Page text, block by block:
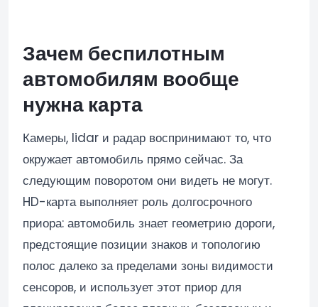
Зачем беспилотным
автомобилям вообще
нужна карта
Камеры, lidar и радар воспринимают то, что
окружает автомобиль прямо сейчас. За
следующим поворотом они видеть не могут.
HD-карта выполняет роль долгосрочного
приора: автомобиль знает геометрию дороги,
предстоящие позиции знаков и топологию
полос далеко за пределами зоны видимости
сенсоров, и использует этот приор для